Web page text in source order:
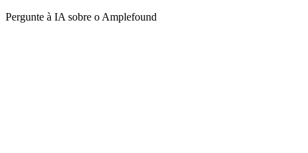
Pergunte à IA sobre o Amplefound